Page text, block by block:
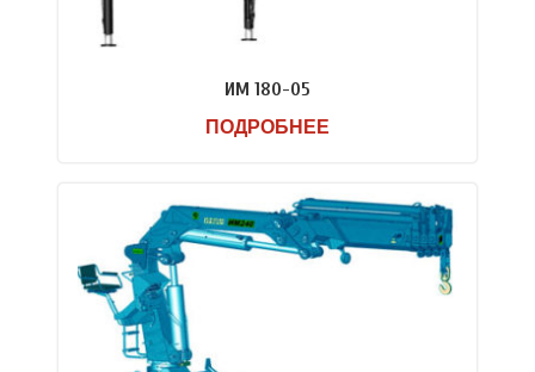
ИМ 180-05
ПОДРОБНЕЕ